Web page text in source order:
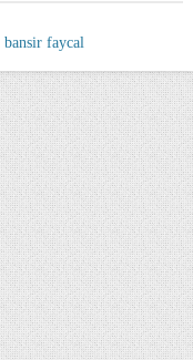
bansir faycal